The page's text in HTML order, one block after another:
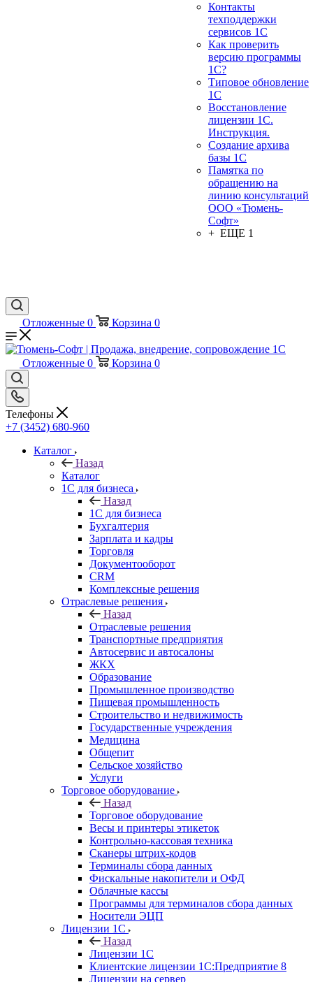
Контакты
техподдержки
сервисов 1С
Как проверить
версию программы
1С?
Типовое обновление
1С
Восстановление
лицензии 1С.
Инструкция.
Создание архива
базы 1С
Памятка по
обращению на
линию консультаций
ООО «Тюмень-
Софт»
+ ЕЩЕ 1
Отложенные 0 Корзина 0
Отложенные 0 Корзина 0
Телефоны
+7 (3452) 680-960
Каталог
Назад
Каталог
1С для бизнеса
Назад
1С для бизнеса
Бухгалтерия
Зарплата и кадры
Торговля
Документооборот
CRM
Комплексные решения
Отраслевые решения
Назад
Отраслевые решения
Транспортные предприятия
Автосервис и автосалоны
ЖКХ
Образование
Промышленное производство
Пищевая промышленность
Строительство и недвижимость
Государственные учреждения
Медицина
Общепит
Сельское хозяйство
Услуги
Торговое оборудование
Назад
Торговое оборудование
Весы и принтеры этикеток
Контрольно-кассовая техника
Сканеры штрих-кодов
Терминалы сбора данных
Фискальные накопители и ОФД
Облачные кассы
Программы для терминалов сбора данных
Носители ЭЦП
Лицензии 1С
Назад
Лицензии 1С
Клиентские лицензии 1С:Предприятие 8
Лицензии на сервер